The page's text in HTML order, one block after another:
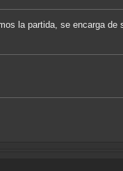
la partida, se encarga